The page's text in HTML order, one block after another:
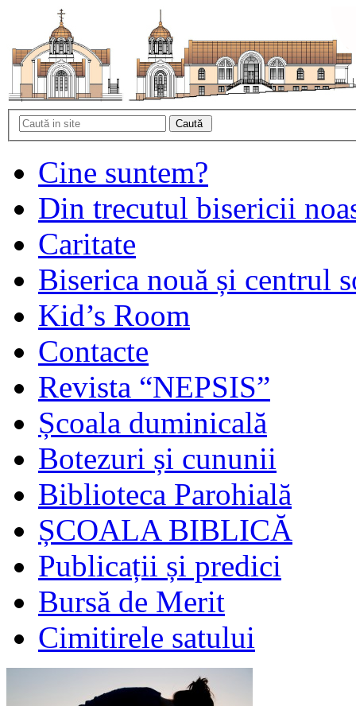
Cine suntem?
Din trecutul bisericii
Caritate
Biserica nouă și centrul
Kid’s Room
Contacte
Revista “NEPSIS”
Școala duminicală
Botezuri și cununii
Biblioteca Parohială
ȘCOALA BIBLICĂ
Publicații și predici
Bursă de Merit
Cimitirele satului